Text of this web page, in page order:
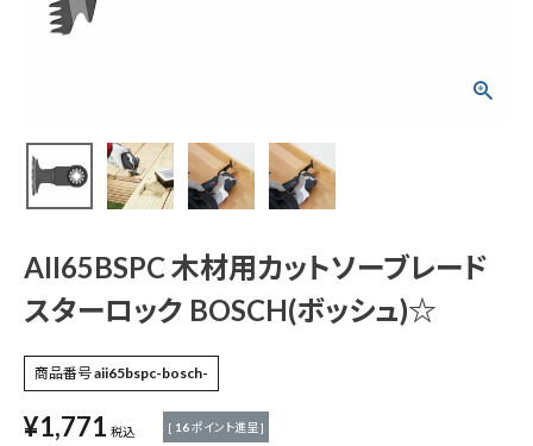
1,771
電動工具
エアー工具・機械工具
先端工具
作業工具・大工道具
AII65BSPC 木材用カットソーブレード
スターロック BOSCH(ボッシュ)☆
商品番号aii65bspc-bosch-
¥1,771 税込 [ 16ポイント進呈 ]